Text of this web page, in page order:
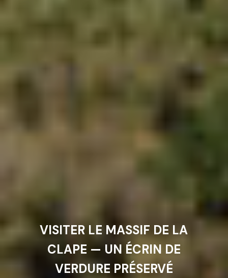
VISITER LE MASSIF DE LA
CLAPE — UN ÉCRIN DE
VERDURE PRÉSERVÉ